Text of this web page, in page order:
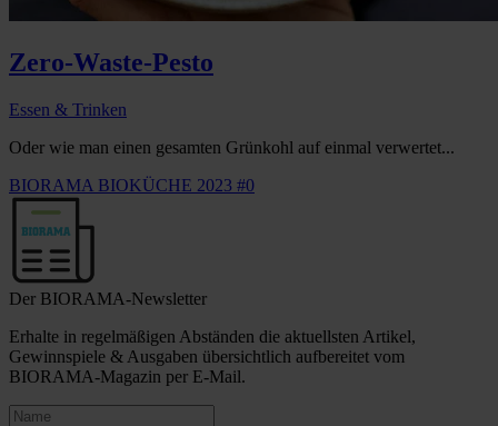
Zero-Waste-Pesto
Essen & Trinken
Oder wie man einen gesamten Grünkohl auf einmal verwertet...
BIORAMA BIOKÜCHE 2023 #0
Der BIORAMA-Newsletter
Erhalte in regelmäßigen Abständen die aktuellsten Artikel,
Gewinnspiele & Ausgaben übersichtlich aufbereitet vom
BIORAMA-Magazin per E-Mail.